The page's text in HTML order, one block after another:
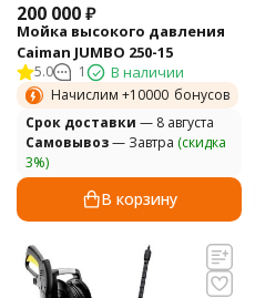
200 000₽
Мойка высокого давления
Сaiman JUMBO 250-15
5.0 1 В наличии
Начислим +10000 бонусов
Cрок доставки — 8 августа
Самовывоз— Завтра (скидка
3%)
В корзину